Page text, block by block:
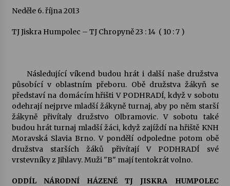
Neděle 6. října 2013
TJ Jiskra Humpolec – TJ Chropyně 23 : 14 ( 10 : 7 )
Následující víkend budou hrát i další naše družstva
působící v oblastním přeboru. Obě družstva žákyň se
představí na domácím hřišti V PODHRADÍ, když v sobotu
odehrají nejprve mladší žákyně turnaj, aby po něm starší
žákyně přivítaly družstvo Olbramovic. V sobotu také
budou hrát turnaj mladší žáci, když zajíždí na hřiště KNH
Moravská Slavia Brno. V pondělí odpoledne potom obě
družstva starších žáků přivítají V PODHRADÍ své
vrstevníky z Jihlavy. Muži "B" mají tentokrát volno.
ODDÍL NÁRODNÍ HÁZENÉ TJ JISKRA HUMPOLEC